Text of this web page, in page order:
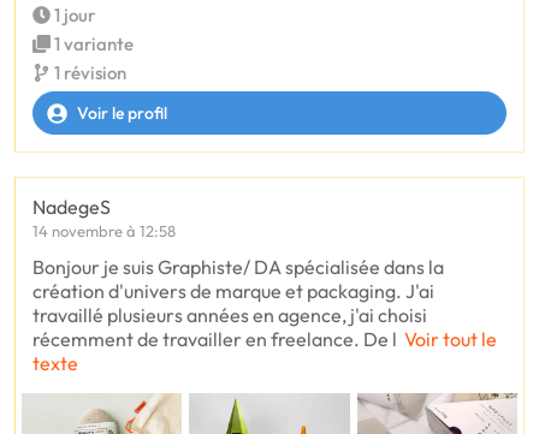
1 jour
1 variante
1 révision
Voir le profil
NadegeS
14 novembre à 12:58
Bonjour je suis Graphiste/ DA spécialisée dans la
création d'univers de marque et packaging. J'ai
travaillé plusieurs années en agence, j'ai choisi
récemment de travailler en freelance. De l Voir tout le
texte